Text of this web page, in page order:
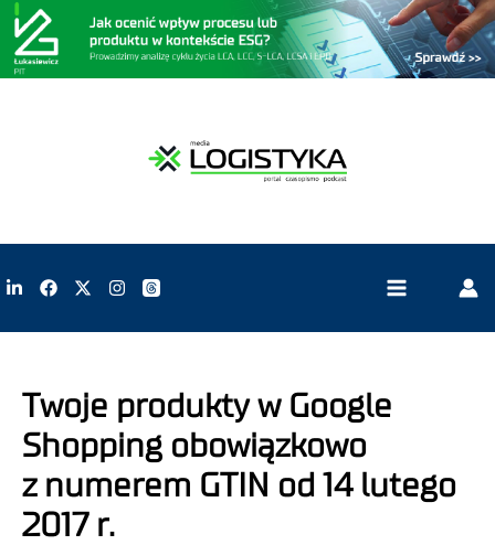
Twoje produkty w Google
Shopping obowiązkowo
z numerem GTIN od 14 lutego
2017 r.